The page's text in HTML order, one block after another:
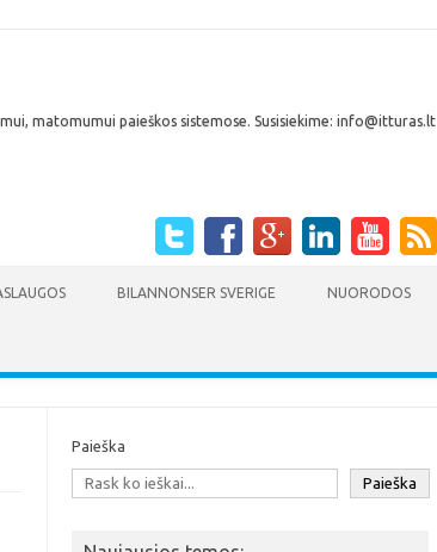
matomumui paieškos sistemose. Susisiekime: info@itturas.lt
BILANNONSER SVERIGE NUORODOS
Paieška
Paieška